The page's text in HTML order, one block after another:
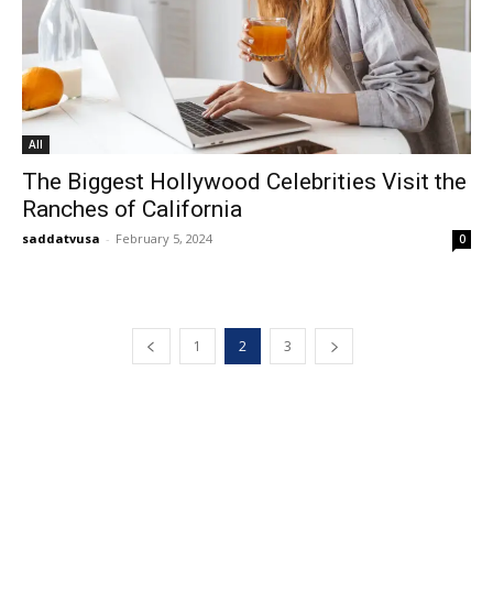
All
The Biggest Hollywood Celebrities Visit the
Ranches of California
saddatvusa - February 5, 2024 0
1 2 3